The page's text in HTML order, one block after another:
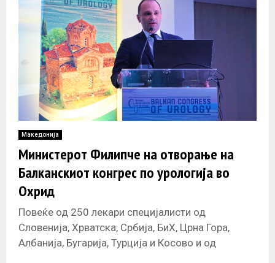
Македонија
Министерот Филипче на отворање на
Балканскиот конгрес по урологија во
Охрид
Повеќе од 250 лекари специјалисти од
Словенија, Хрватска, Србија, БиХ, Црна Гора,
Албанија, Бугарија, Турција и Косово и од